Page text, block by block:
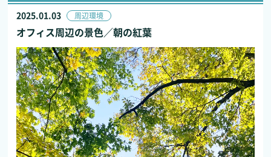
2025.01.03 周辺環境
オフィス周辺の景色／朝の紅葉